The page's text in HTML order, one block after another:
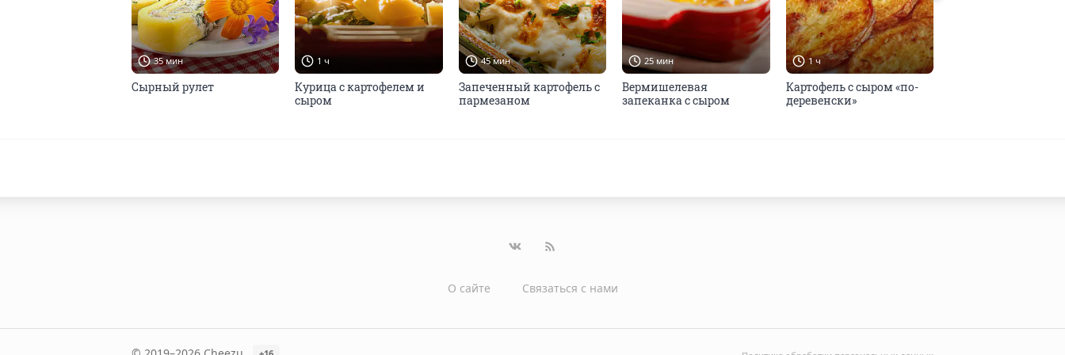
35 мин
Сырный рулет
1 ч
Курица с картофелем и
сыром
45 мин
Запеченный картофель с
пармезаном
25 мин
Вермишелевая
запеканка с сыром
1 ч
Картофель с сыром «по-
деревенски»
О сайте Связаться с нами